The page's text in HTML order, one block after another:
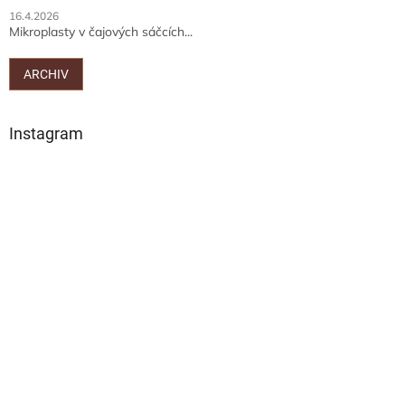
16.4.2026
Mikroplasty v čajových sáčcích...
ARCHIV
Instagram